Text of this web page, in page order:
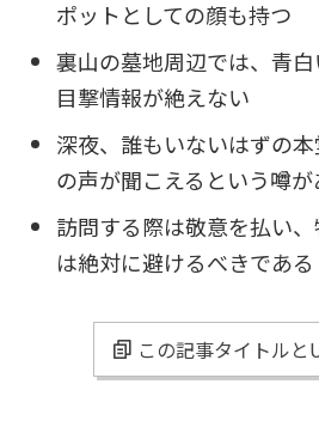
ポットとしての顔も持つ
裏山の墓地周辺では、青
目撃情報が絶えない
深夜、誰もいないはずの
の声が聞こえるという噂が
訪問する際は敬意を払い
は絶対に避けるべきである
この記事タイトルと